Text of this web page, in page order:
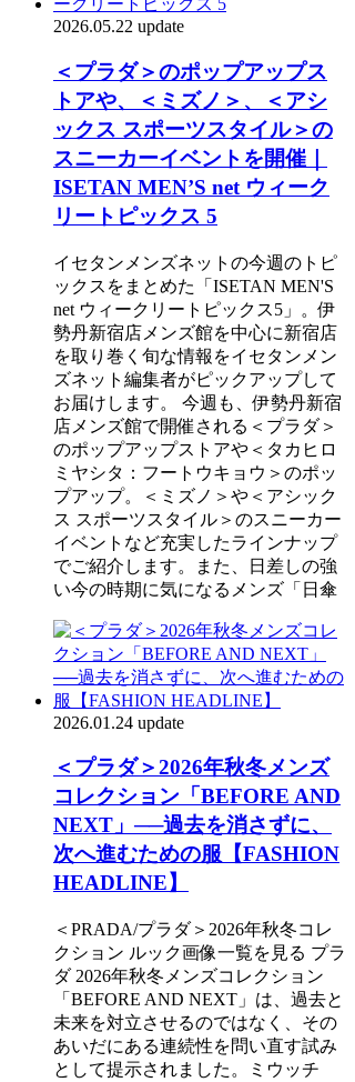
2026.05.22 update
＜プラダ＞のポップアップス
トアや、＜ミズノ＞、＜アシ
ックス スポーツスタイル＞の
スニーカーイベントを開催｜
ISETAN MEN’S net ウィーク
リートピックス 5
イセタンメンズネットの今週のトピ
ックスをまとめた「ISETAN MEN'S
net ウィークリートピックス5」。伊
勢丹新宿店メンズ館を中心に新宿店
を取り巻く旬な情報をイセタンメン
ズネット編集者がピックアップして
お届けします。 今週も、伊勢丹新宿
店メンズ館で開催される＜プラダ＞
のポップアップストアや＜タカヒロ
ミヤシタ：フートウキョウ＞のポッ
プアップ。＜ミズノ＞や＜アシック
ス スポーツスタイル＞のスニーカー
イベントなど充実したラインナップ
でご紹介します。また、日差しの強
い今の時期に気になるメンズ「日傘
2026.01.24 update
＜プラダ＞2026年秋冬メンズ
コレクション「BEFORE AND
NEXT」──過去を消さずに、
次へ進むための服【FASHION
HEADLINE】
＜PRADA/プラダ＞2026年秋冬コレ
クション ルック画像一覧を見る プラ
ダ 2026年秋冬メンズコレクション
「BEFORE AND NEXT」は、過去と
未来を対立させるのではなく、その
あいだにある連続性を問い直す試み
として提示されました。ミウッチ